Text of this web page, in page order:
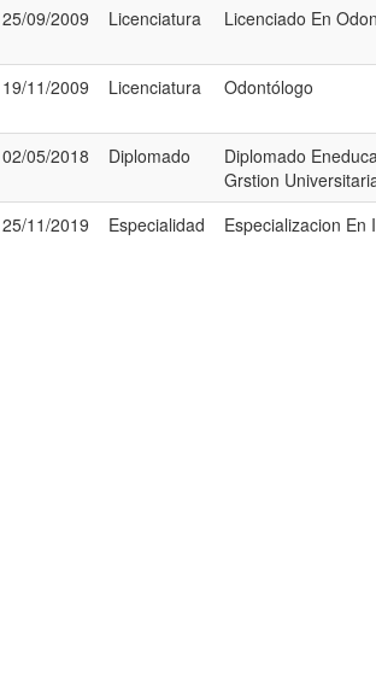
25/09/2009
Licenciatura Licenciado En
19/11/2009 Licenciatura Odontólogo
02/05/2018 Diplomado
Diplomado
Grstion
25/11/2019
Especialidad Especializacion En